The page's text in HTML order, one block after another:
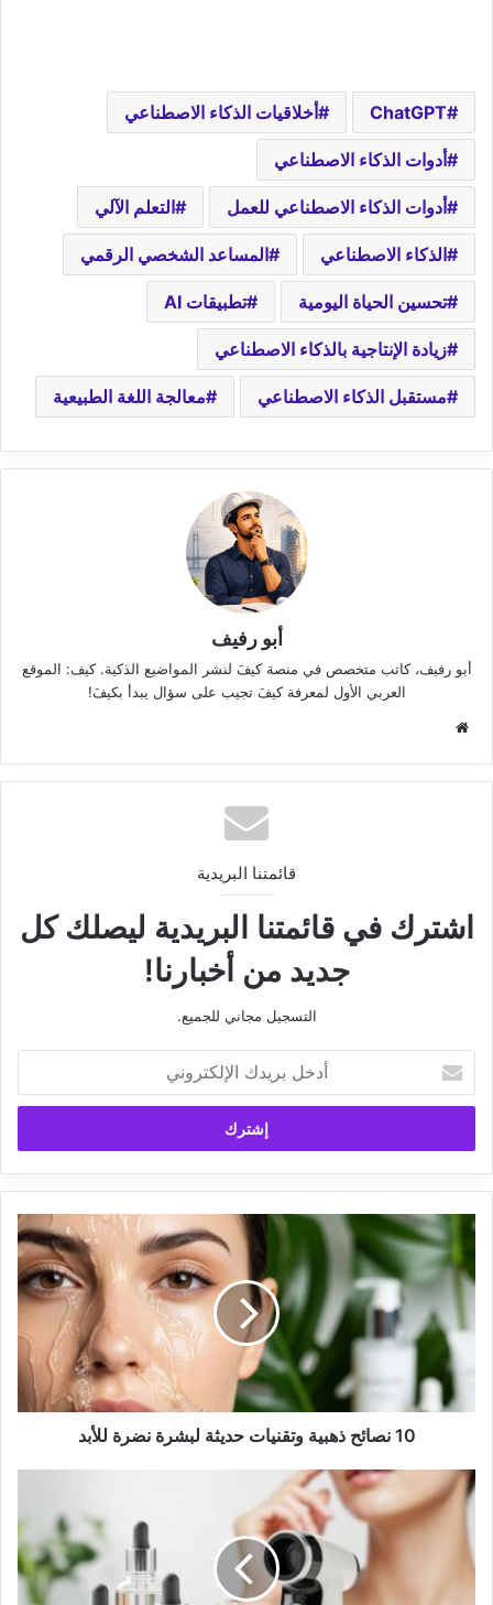
ChatGPT أخلاقيات الذكاء الاصطناعي
أدوات الذكاء الاصطناعي
أدوات الذكاء الاصطناعي للعمل التعلم الآلي
الذكاء الاصطناعي المساعد الشخصي الرقمي
تحسين الحياة اليومية تطبيقات AI
زيادة الإنتاجية بالذكاء الاصطناعي
مستقبل الذكاء الاصطناعي معالجة اللغة الطبيعية
أبو رفيف
أبو رفيف، كاتب متخصص في منصة كيفَ لنشر المواضيع الذكية. كيف: الموقع
العربي الأول لمعرفة كيفَ تجيب على سؤال يبدأ بكيفَ!
موقع
قائمتنا البريدية
اشترك في قائمتنا البريدية ليصلك كل
جديد من أخبارنا!
التسجيل مجاني للجميع.
بريدك
الإلكتروني
10
نصائح
ذهبية
وتقنيات
حديثة
لبشرة
نضرة
للأبد
10 نصائح ذهبية وتقنيات حديثة لبشرة نضرة للأبد
أسرار
وروتين
بجميع
أنواع